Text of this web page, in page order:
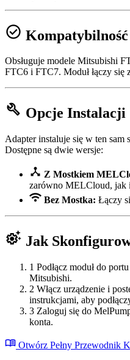
check_circle Kompatybilność
Obsługuje modele Mitsubishi
FTC6 i FTC7. Moduł łączy się
build Opcje Instalacji
Adapter instaluje się w ten sam
Dostępne są dwie wersje:
device_hub Z Mostkiem
zarówno MELCloud, jak
wifi Bez Mostka: Łączy
settings_suggest Jak
1 Podłącz moduł do
Mitsubishi.
2 Włącz urządzenie i
instrukcjami, aby
3 Zaloguj się do
konta.
menu_book Otwórz Pełny Przewodnik